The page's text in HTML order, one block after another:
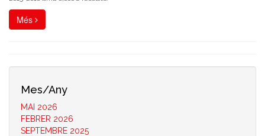
Més
Mes/Any
MAI 2026
FEBRER 2026
SEPTEMBRE 2025